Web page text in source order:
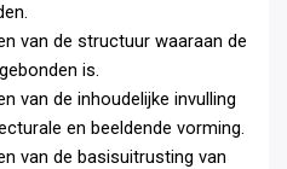
van de structuur waaraan de
is.
van de inhoudelijke invulling
en beeldende vorming.
van de basisuitrusting van